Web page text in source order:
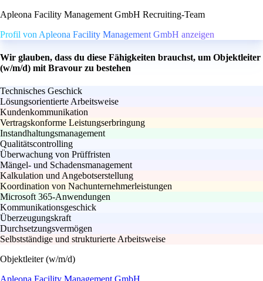
Apleona Facility Management GmbH Recruiting-Team
Profil von Apleona Facility Management GmbH anzeigen
Wir glauben, dass du diese Fähigkeiten brauchst, um Objektleiter
(w/m/d) mit Bravour zu bestehen
Technisches Geschick
Lösungsorientierte Arbeitsweise
Kundenkommunikation
Vertragskonforme Leistungserbringung
Instandhaltungsmanagement
Qualitätscontrolling
Überwachung von Prüffristen
Mängel- und Schadensmanagement
Kalkulation und Angebotserstellung
Koordination von Nachunternehmerleistungen
Microsoft 365-Anwendungen
Kommunikationsgeschick
Überzeugungskraft
Durchsetzungsvermögen
Selbstständige und strukturierte Arbeitsweise
Objektleiter (w/m/d)